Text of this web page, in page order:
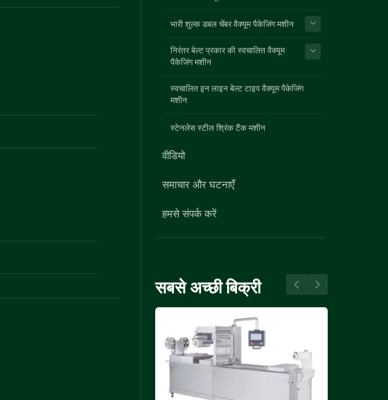
भारी शुल्क डबल चेंबर वैक्यूम पैकेजिंग मशीन
निरंतर बेल्ट प्रकार की स्वचालित वैक्यूम
पैकेजिंग मशीन
स्वचालित इन लाइन बेल्ट टाइप वैक्यूम पैकेजिंग
मशीन
स्टेनलेस स्टील श्रिंक टैंक मशीन
वीडियो
समाचार और घटनाएँ
हमसे संपर्क करें
सबसे अच्छी बिक्री